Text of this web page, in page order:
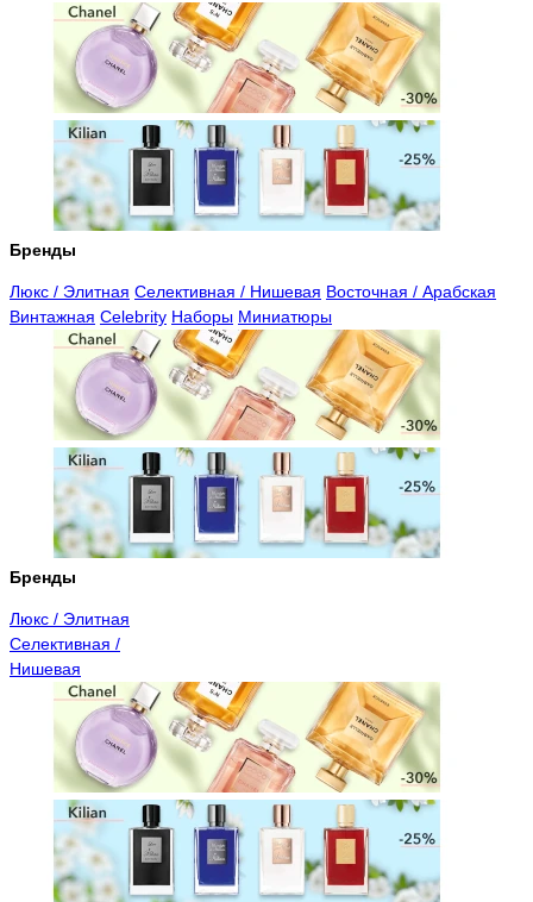
Бренды
Люкс / Элитная Селективная / Нишевая Восточная / Арабская
Винтажная Celebrity Наборы Миниатюры
Бренды
Люкс / Элитная
Селективная /
Нишевая